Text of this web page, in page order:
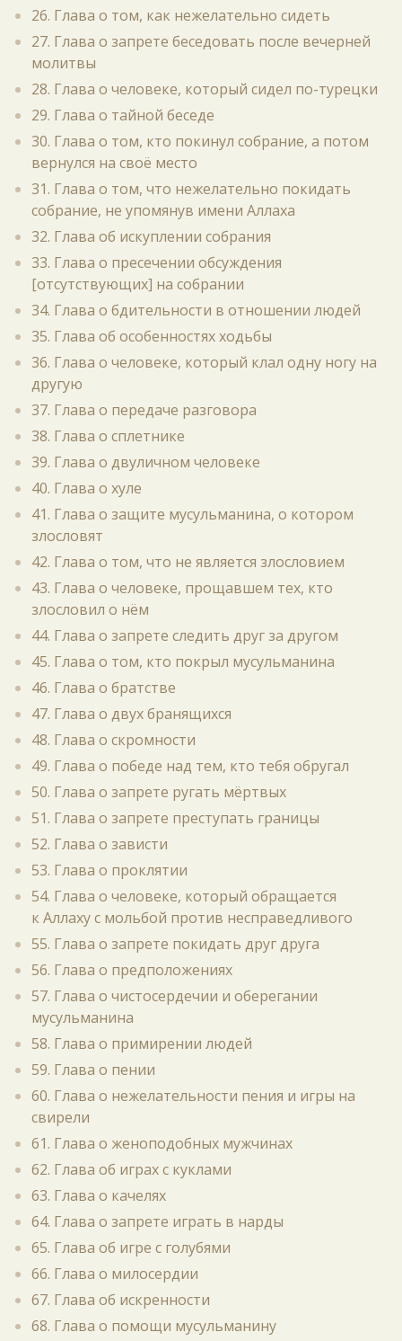
26. Глава о том, как нежелательно сидеть
27. Глава о запрете беседовать после вечерней
молитвы
28. Глава о человеке, который сидел по-турецки
29. Глава о тайной беседе
30. Глава о том, кто покинул собрание, а потом
вернулся на своё место
31. Глава о том, что нежелательно покидать
собрание, не упомянув имени Аллаха
32. Глава об искуплении собрания
33. Глава о пресечении обсуждения
[отсутствующих] на собрании
34. Глава о бдительности в отношении людей
35. Глава об особенностях ходьбы
36. Глава о человеке, который клал одну ногу на
другую
37. Глава о передаче разговора
38. Глава о сплетнике
39. Глава о двуличном человеке
40. Глава о хуле
41. Глава о защите мусульманина, о котором
злословят
42. Глава о том, что не является злословием
43. Глава о человеке, прощавшем тех, кто
злословил о нём
44. Глава о запрете следить друг за другом
45. Глава о том, кто покрыл мусульманина
46. Глава о братстве
47. Глава о двух бранящихся
48. Глава о скромности
49. Глава о победе над тем, кто тебя обругал
50. Глава о запрете ругать мёртвых
51. Глава о запрете преступать границы
52. Глава о зависти
53. Глава о проклятии
54. Глава о человеке, который обращается
к Аллаху с мольбой против несправедливого
55. Глава о запрете покидать друг друга
56. Глава о предположениях
57. Глава о чистосердечии и оберегании
мусульманина
58. Глава о примирении людей
59. Глава о пении
60. Глава о нежелательности пения и игры на
свирели
61. Глава о женоподобных мужчинах
62. Глава об играх с куклами
63. Глава о качелях
64. Глава о запрете играть в нарды
65. Глава об игре с голубями
66. Глава о милосердии
67. Глава об искренности
68. Глава о помощи мусульманину